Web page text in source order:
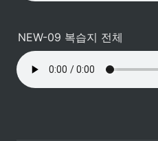
NEW-09 복습지 전체